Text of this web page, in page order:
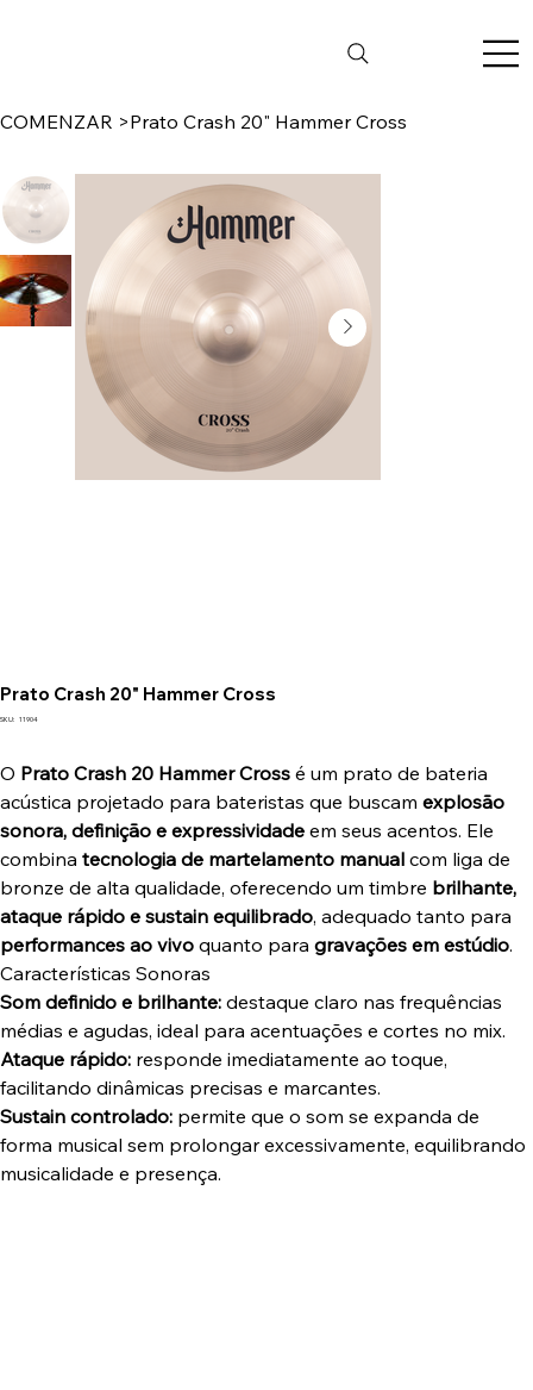
COMENZAR >Prato Crash 20" Hammer Cross
Prato Crash 20" Hammer Cross
SKU: SKU
11904
O Prato Crash 20 Hammer Cross é um prato de bateria
acústica projetado para bateristas que buscam explosão
sonora, definição e expressividade em seus acentos. Ele
combina tecnologia de martelamento manual com liga de
bronze de alta qualidade, oferecendo um timbre brilhante,
ataque rápido e sustain equilibrado, adequado tanto para
performances ao vivo quanto para gravações em estúdio.
Características Sonoras
Som definido e brilhante: destaque claro nas frequências
médias e agudas, ideal para acentuações e cortes no mix.
Ataque rápido: responde imediatamente ao toque,
facilitando dinâmicas precisas e marcantes.
Sustain controlado: permite que o som se expanda de
forma musical sem prolongar excessivamente, equilibrando
musicalidade e presença.